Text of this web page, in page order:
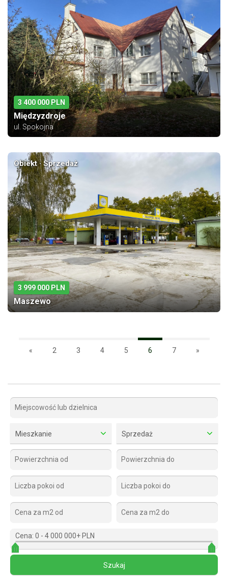
3 400 000 PLN
Międzyzdroje
ul. Spokojna
Obiekt · Sprzedaż
3 999 000 PLN
Maszewo
« 2 3 4 5 6 7 »
Mieszkanie Sprzedaż
Cena: 0 - 4 000 000+ PLN